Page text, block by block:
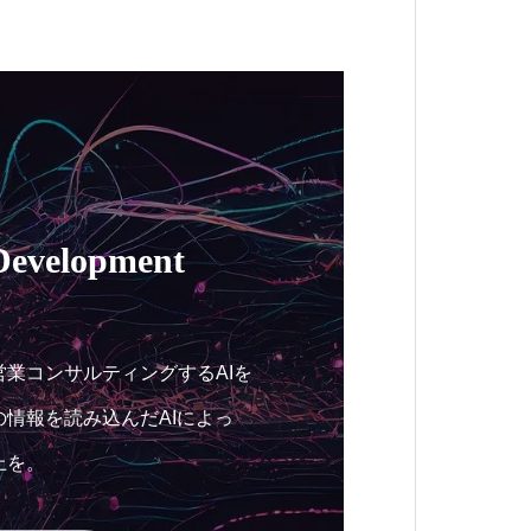
コンサルティングするAIを
報を読み込んだAIによっ
。